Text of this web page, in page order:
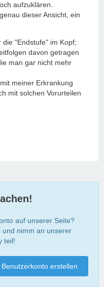
aufzuklären.
dieser Ansicht, ein
"Endstufe" im Kopf;
davon getragen
man gar nicht mehr
meiner Erkrankung
mit solchen Vorurteilen
auf unserer Seite?
und nimm an unserer
teil!
Benutzerkonto erstellen